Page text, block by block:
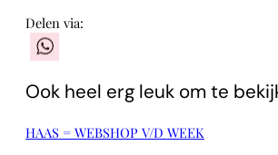
Delen via:
Ook heel erg leuk om te
HAAS = WEBSHOP V/D WEEK